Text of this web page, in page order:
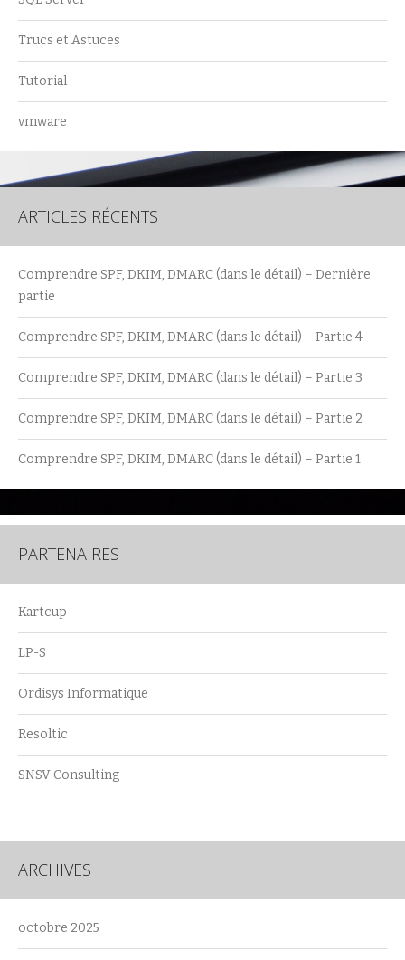
Trucs et Astuces
Tutorial
vmware
ARTICLES RÉCENTS
Comprendre SPF, DKIM, DMARC (dans le détail) – Dernière
partie
Comprendre SPF, DKIM, DMARC (dans le détail) – Partie 4
Comprendre SPF, DKIM, DMARC (dans le détail) – Partie 3
Comprendre SPF, DKIM, DMARC (dans le détail) – Partie 2
Comprendre SPF, DKIM, DMARC (dans le détail) – Partie 1
PARTENAIRES
Kartcup
LP-S
Ordisys Informatique
Resoltic
SNSV Consulting
ARCHIVES
octobre 2025